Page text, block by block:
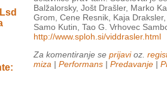
Balžalorsky, Jošt Drašler, Marko
Grom, Cene Resnik, Kaja
Samo Kutin, Tao G. Vrhovec
http://www.sploh.si/viddrasler.html
Za komentiranje se prijavioz.
miza | Performans | Predavanje |